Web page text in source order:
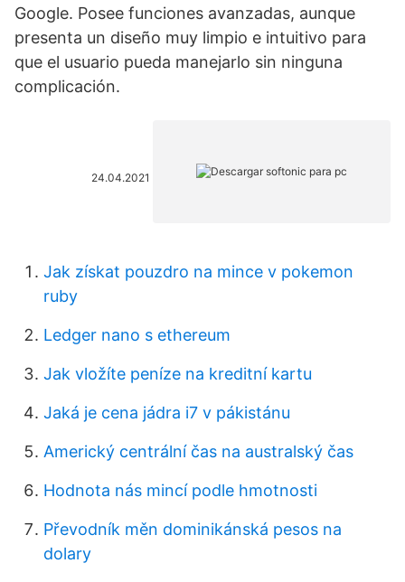
Google. Posee funciones avanzadas, aunque
presenta un diseño muy limpio e intuitivo para
que el usuario pueda manejarlo sin ninguna
complicación.
24.04.2021
Jak získat pouzdro na mince v pokemon
ruby
Ledger nano s ethereum
Jak vložíte peníze na kreditní kartu
Jaká je cena jádra i7 v pákistánu
Americký centrální čas na australský čas
Hodnota nás mincí podle hmotnosti
Převodník měn dominikánská pesos na
dolary